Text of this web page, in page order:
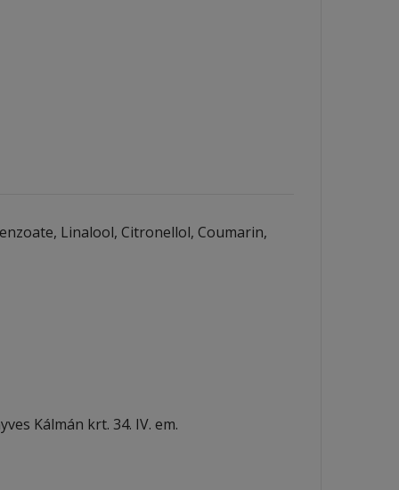
Linalool, Citronellol, Coumarin,
Kálmán krt. 34. IV. em.